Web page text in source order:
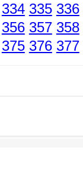
334 335 336
356 357 358
375 376 377